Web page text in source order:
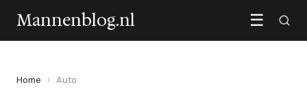
Mannenblog.nl ☰
Home › Auto